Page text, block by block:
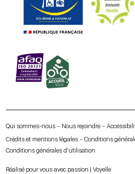
Qui sommes-nous Nous rejoindre
Crédits et mentions légales
Conditions
Conditions générales d’utilisation
Réalisé pour vous avec passion | Voyelle